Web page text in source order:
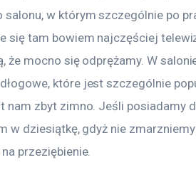
salonu, w którym szczególnie po
się tam bowiem najczęściej
że mocno się odprężamy. W
które jest szczególnie
nam zbyt zimno. Jeśli posiadamy
w dziesiątkę, gdyż nie
przeziębienie.